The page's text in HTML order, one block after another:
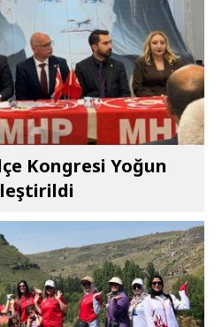
Kongresi Yoğun